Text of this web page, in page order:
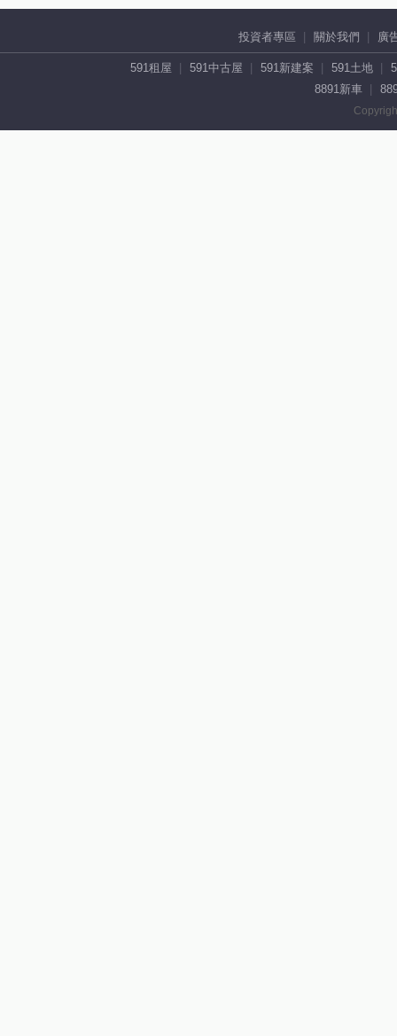
投資者專區 關於我們 廣
591租屋 591中古屋 591新建案 591土地
8891新車